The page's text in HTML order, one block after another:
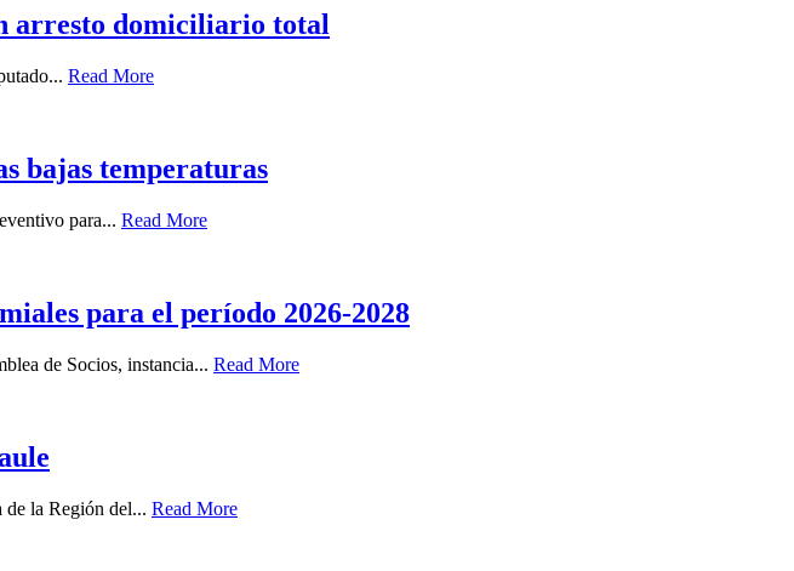
arresto domiciliario total
Read More
bajas temperaturas
para... Read More
para el período 2026-2028
de Socios, instancia... Read More
la Región del... Read More